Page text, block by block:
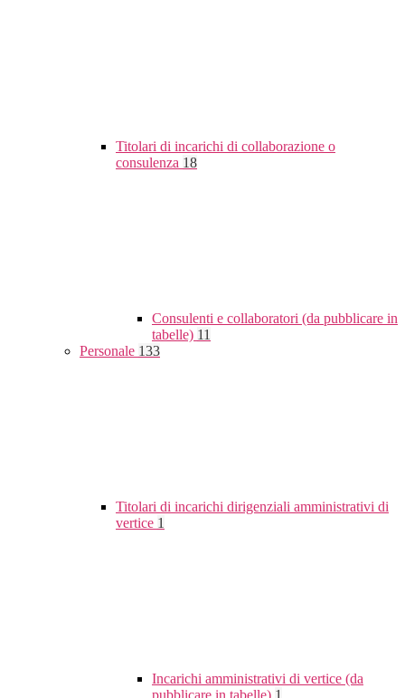
Titolari di incarichi di collaborazione o
consulenza 18
Consulenti e collaboratori (da pubblicare in
tabelle) 11
Personale 133
Titolari di incarichi dirigenziali amministrativi di
vertice 1
Incarichi amministrativi di vertice (da